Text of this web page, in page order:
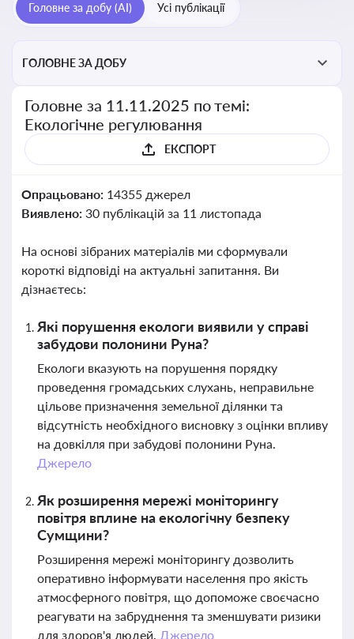
Головне за добу (AI) Усі публікації
ГОЛОВНЕ ЗА ДОБУ
Головне за 11.11.2025 по темі:
Екологічне регулювання
ЕКСПОРТ
Опрацьовано: 14355 джерел
Виявлено: 30 публікацій за 11 листопада
На основі зібраних матеріалів ми сформували
короткі відповіді на актуальні запитання. Ви
дізнаєтесь:
Які порушення екологи виявили у справі
забудови полонини Руна?
Екологи вказують на порушення порядку
проведення громадських слухань, неправильне
цільове призначення земельної ділянки та
відсутність необхідного висновку з оцінки впливу
на довкілля при забудові полонини Руна.
Джерело
Як розширення мережі моніторингу
повітря вплине на екологічну безпеку
Сумщини?
Розширення мережі моніторингу дозволить
оперативно інформувати населення про якість
атмосферного повітря, що допоможе своєчасно
реагувати на забруднення та зменшувати ризики
для здоров'я людей. Джерело